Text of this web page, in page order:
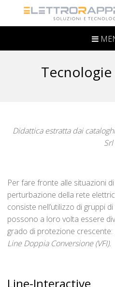
Tecnologie
Didattica estratta dai
Srl
Per fare fronte alle situazioni
perturbazione della rete
consiste nell’utilizzo di gruppi
possono a loro volta essere
grado di protezione crescente:
Line Doppia Conversione (VFI).
Line-Interactive